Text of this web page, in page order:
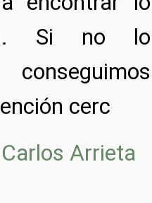
Si no lo
cerc
Arrieta